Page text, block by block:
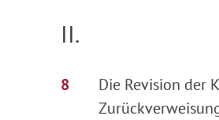
II.
Die Revision der